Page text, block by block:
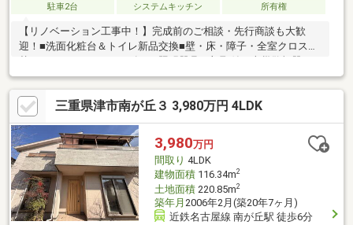
駐車2台
システムキッチン 所有権
【リノベーション工事中！】完成前のご相談・先行商談も大歓
迎！■洗面化粧台＆トイレ新品交換■壁・床・障子・全室クロス張
インターホン交換■浴室ドア取替・網戸一部張替え■日当たり・風
通し◎全室2面採光■瑕疵保証（不動産会社独自）有■高茶屋駅ま
で徒歩6分、近隣にショッピングモールや飲食店も揃う好立地お問
い合わせはＬＩＮＥでも受付中！【Wキャンペーン】①8月末ま
でにご成約の方に＼LDKエアコン1台プレゼント／②予約＆初来
場でAmazonギフト券3000円分プレゼント！期間：8月末まで※詳
しくはイベント情報をご覧ください
三重県津市南が丘３ 3,980万円 4LDK
3,980万円
間取り 4LDK
建物面積116.34m2
土地面積220.85m2
築年月 2006年2月(築20年7ヶ月)
近鉄名古屋線 南が丘駅 徒歩6分